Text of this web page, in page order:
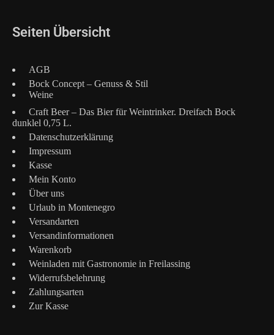
Seiten Übersicht
AGB
Bock Concept – Genuss & Stil
Weine
Craft Beer – Das Bier für Weintrinker. Dreifach Bock
dunklel 0,75 L.
Datenschutzerklärung
Impressum
Kasse
Mein Konto
Über uns
Urlaub in Montenegro
Versandarten
Versandinformationen
Warenkorb
Weinladen mit Gastronomie in Freilassing
Widerrufsbelehrung
Zahlungsarten
Zur Kasse